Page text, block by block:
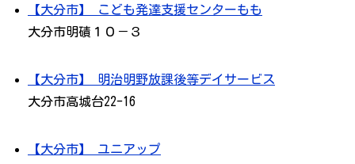
【大分市】 こども発達支援センターもも
大分市明磧１０－３
【大分市】 明治明野放課後等デイサービス
大分市高城台22-16
【大分市】 ユニアップ